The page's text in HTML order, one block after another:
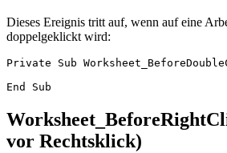
Dieses Ereignis tritt auf, wenn auf eine
doppelgeklickt wird:
Private Sub
vor Rechtsklick)